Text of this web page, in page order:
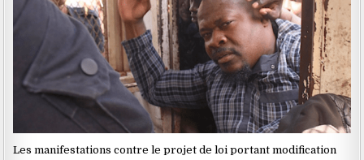
Les manifestations contre le projet de loi portant modification